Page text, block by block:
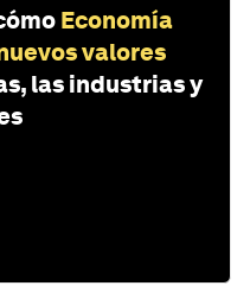
Economía
valores
las industrias y